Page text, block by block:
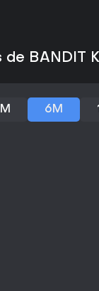
BANDIT
6M